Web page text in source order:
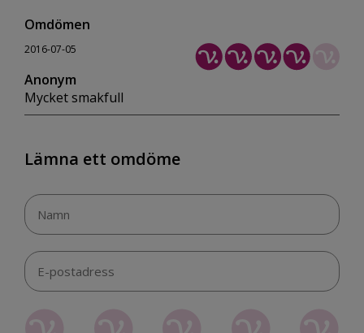
Omdömen
2016-07-05
Anonym
Mycket smakfull
Lämna ett omdöme